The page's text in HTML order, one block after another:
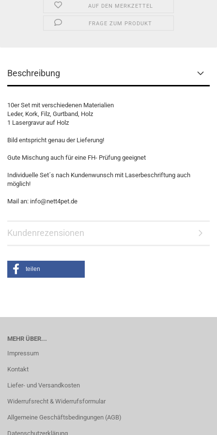
AUF DEN MERKZETTEL
FRAGE ZUM PRODUKT
Beschreibung
10er Set mit verschiedenen Materialien
Leder, Kork, Filz, Gurtband, Holz
1 Lasergravur auf Holz
Bild entspricht genau der Lieferung!
Gute Mischung auch für eine FH- Prüfung geeignet
Individuelle Set´s nach Kundenwunsch mit Laserbeschriftung auch
möglich!
​Mail an: info@nett4pet.de
Kundenrezensionen
teilen
MEHR ÜBER...
Impressum
Kontakt
Liefer- und Versandkosten
Widerrufsrecht & Widerrufsformular
Allgemeine Geschäftsbedingungen (AGB)
Datenschutzerklärung